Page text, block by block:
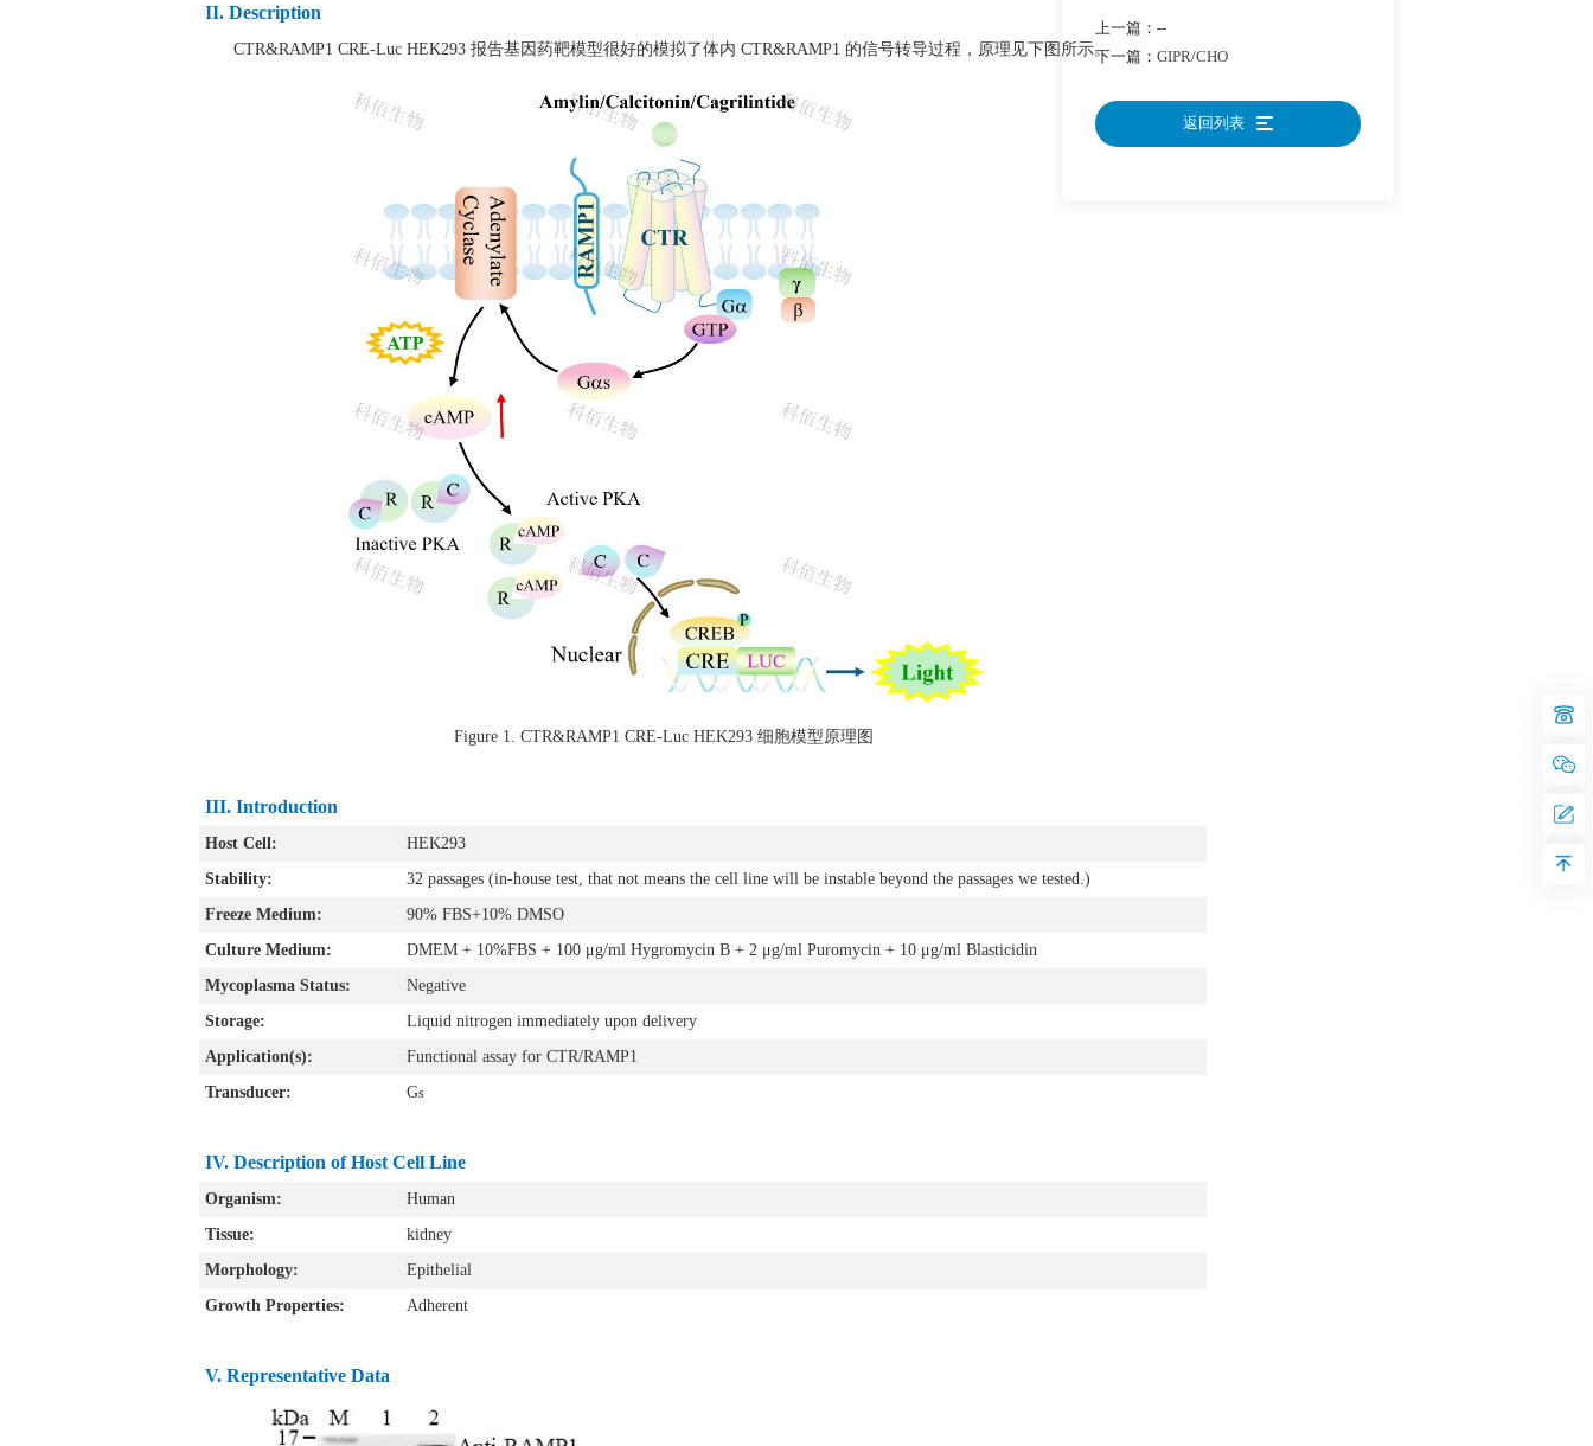
II. Description
CTR&RAMP1 CRE-Luc HEK293 报告基因药靶模型很好的模拟了体内 CTR&RAMP1 的信号转导过程，原理见下图所示。
Figure 1. CTR&RAMP1 CRE-Luc HEK293 细胞模型原理图
III. Introduction
Host Cell:
HEK293
Stability:
32 passages (in-house test, that not means the cell line will be instable beyond the passages we tested.)
Freeze Medium:
90% FBS+10% DMSO
Culture Medium:
DMEM + 10%FBS + 100 μg/ml Hygromycin B + 2 μg/ml Puromycin + 10 μg/ml Blasticidin
Mycoplasma Status:
Negative
Storage:
Liquid nitrogen immediately upon delivery
Application(s):
Functional assay for CTR/RAMP1
Transducer:
Gs
IV. Description of Host Cell Line
Organism:
Human
Tissue:
kidney
Morphology:
Epithelial
Growth Properties:
Adherent
V. Representative Data
上一篇： --
下一篇： GIPR/CHO
返回列表